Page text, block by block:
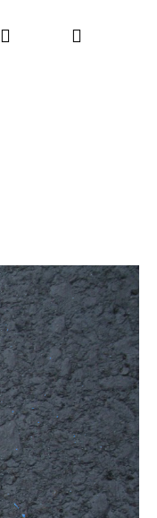
Komponenty
PřihlášeníNákupní